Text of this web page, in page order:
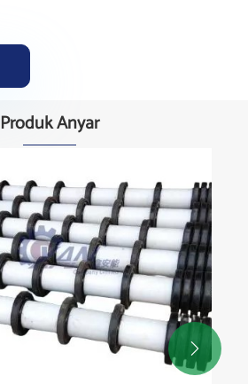
Produk Anyar
